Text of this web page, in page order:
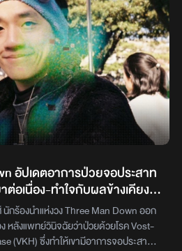
Birds มีอาการป่วยและได้รับการ
บาล สมิติเวชดอนเมือง ว่ามีอาการทาง
จึงต้องพักรักษาตัวที่โรงพยาบาลทันที
ย์“ซึ่งส่งผลทำให้ไม่สามารถทำการแสดง
งาน Leo Red Night ร้าน Classy Space
าคม 2567 งาน Leo Red Night ร้าน Full
Birds และค่าย GeneLab ต้องขออภัย
กรกฎาคม 2567”ภาพ :
อัปเดตอาการป่วยจอประสาท
อเนื่อง-ทำใจกับผลข้างเคียงที่
แอลง
ร้องนำแห่งวง Three Man Down ออก
หลังแพทย์วินิจฉัยว่าป่วยด้วยโรค Vost-
(VKH) ซึ่งทำให้เขามีอาการจอประสาท